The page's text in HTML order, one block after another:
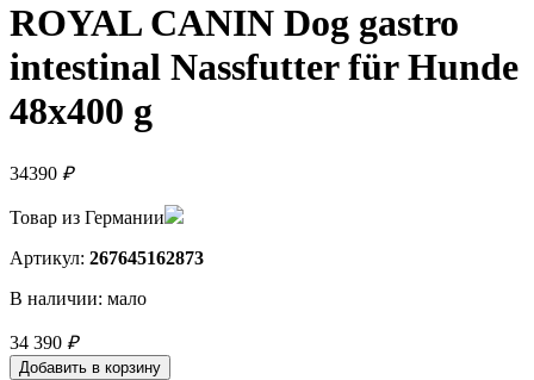
ROYAL CANIN Dog gastro
intestinal Nassfutter für Hunde
48x400 g
34390 ₽
Товар из Германии
Артикул: 267645162873
В наличии: мало
34 390 ₽